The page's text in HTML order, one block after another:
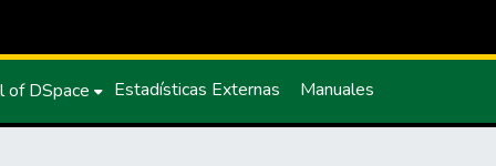
of DSpace Estadísticas Externas Manuales